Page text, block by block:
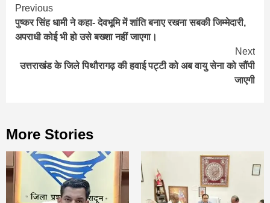
Continue
Reading
Previous
पुष्कर सिंह धामी ने कहा- देवभूमि में शांति बनाए रखना सबकी जिम्मेदारी,
अपराधी कोई भी हो उसे बख्शा नहीं जाएगा।
Next
उत्तराखंड के जिले पिथौरागढ़ की हवाई पट्टी को अब वायु सेना को सौंपी
जाएगी
More Stories